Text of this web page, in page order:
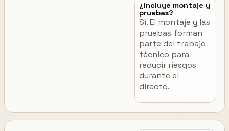
¿Incluye montaje y
pruebas?
Sí. El montaje y las
pruebas forman
parte del trabajo
técnico para
reducir riesgos
durante el
directo.